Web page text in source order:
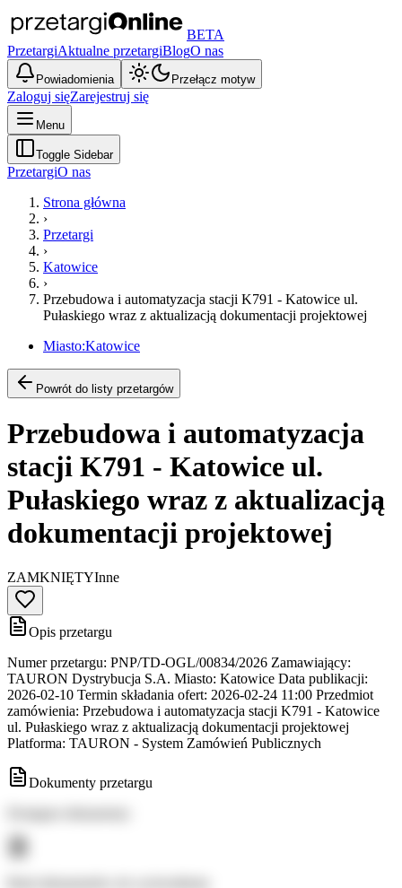
BETA
PrzetargiAktualne przetargiBlogO nas
Powiadomienia Przełącz motyw
Zaloguj sięZarejestruj się
Menu
Toggle Sidebar
PrzetargiO nas
Strona główna
›
Przetargi
›
Katowice
›
Przebudowa i automatyzacja stacji K791 - Katowice ul.
Pułaskiego wraz z aktualizacją dokumentacji projektowej
Miasto:Katowice
Powrót do listy przetargów
Przebudowa i automatyzacja
stacji K791 - Katowice ul.
Pułaskiego wraz z aktualizacją
dokumentacji projektowej
ZAMKNIĘTYInne
Opis przetargu
Numer przetargu: PNP/TD-OGL/00834/2026 Zamawiający:
TAURON Dystrybucja S.A. Miasto: Katowice Data publikacji:
2026-02-10 Termin składania ofert: 2026-02-24 11:00 Przedmiot
zamówienia: Przebudowa i automatyzacja stacji K791 - Katowice
ul. Pułaskiego wraz z aktualizacją dokumentacji projektowej
Platforma: TAURON - System Zamówień Publicznych
Dokumenty przetargu